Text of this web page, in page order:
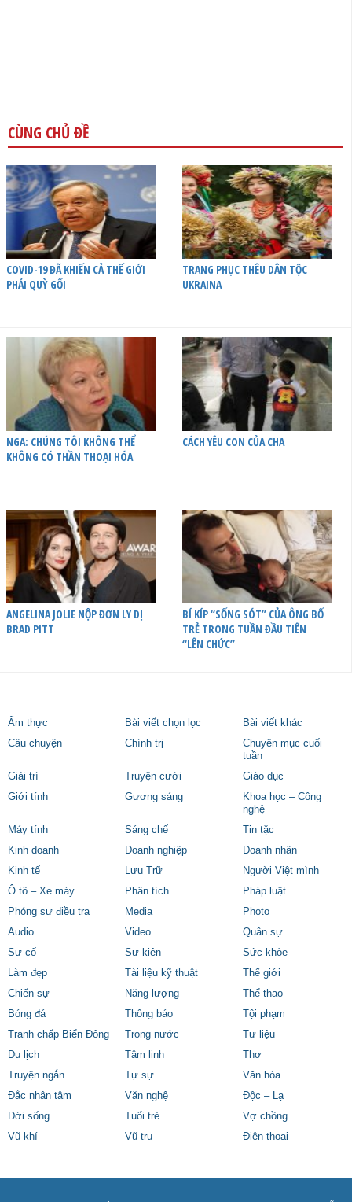
CÙNG CHỦ ĐỀ
COVID-19 ĐÃ KHIẾN CẢ THẾ GIỚI
PHẢI QUỲ GỐI
TRANG PHỤC THÊU DÂN TỘC
UKRAINA
NGA: CHÚNG TÔI KHÔNG THỂ
KHÔNG CÓ THẦN THOẠI HÓA
CÁCH YÊU CON CỦA CHA
ANGELINA JOLIE NỘP ĐƠN LY DỊ
BRAD PITT
BÍ KÍP “SỐNG SÓT” CỦA ÔNG BỐ
TRẺ TRONG TUẦN ĐẦU TIÊN
“LÊN CHỨC”
Ẩm thực Bài viết chọn lọc
Bài viết khác
Câu chuyện
Chính trị
Chuyên mục cuối
tuần
Giải trí
Truyện cười
Giáo dục
Giới tính
Gương sáng
Khoa học – Công
nghệ
Máy tính
Sáng chế
Tin tặc
Kinh doanh
Doanh nghiệp
Doanh nhân
Kinh tế
Lưu Trữ
Người Việt mình
Ô tô – Xe máy
Phân tích
Pháp luật
Phóng sự điều tra
Media
Photo
Audio
Video
Quân sự
Sự cố
Sự kiện
Sức khỏe
Làm đẹp
Tài liệu kỹ thuật
Thế giới
Chiến sự
Năng lượng
Thể thao
Bóng đá
Thông báo
Tội phạm
Tranh chấp Biển Đông
Trong nước
Tư liệu
Du lịch
Tâm linh
Thơ
Truyện ngắn
Tự sự
Văn hóa
Đắc nhân tâm
Văn nghệ
Độc – Lạ
Đời sống
Tuổi trẻ
Vợ chồng
Vũ khí
Vũ trụ Điện thoại